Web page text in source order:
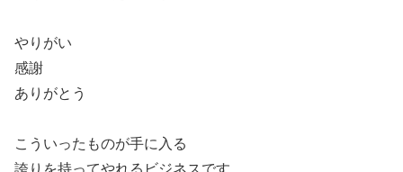
やりがい
感謝
ありがとう
こういったものが手に入る
誇りを持ってやれるビジネスです。